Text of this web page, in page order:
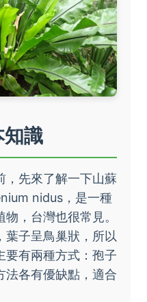
識
，先來了解一下山蘇
nidus，是一種
，台灣也很常見。
葉子呈鳥巢狀，所以
要有兩種方式：孢子
法各有優缺點，適合